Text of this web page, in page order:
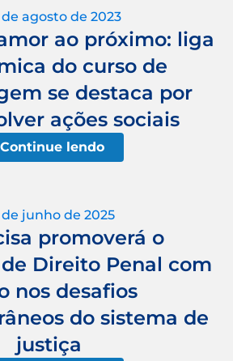
de agosto de 2023
ao próximo: liga
do curso de
se destaca por
ações sociais
Continue lendo
de junho de 2025
promoverá o
Direito Penal com
nos desafios
do sistema de
justiça